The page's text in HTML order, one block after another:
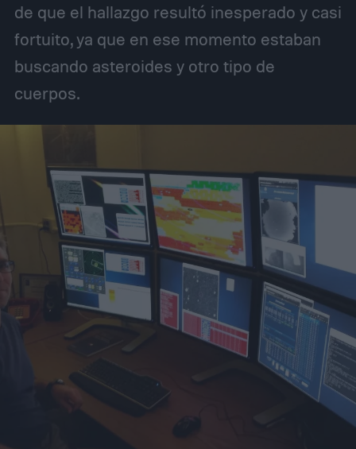
de que el hallazgo resultó inesperado y casi
fortuito, ya que en ese momento estaban
buscando asteroides y otro tipo de
cuerpos.